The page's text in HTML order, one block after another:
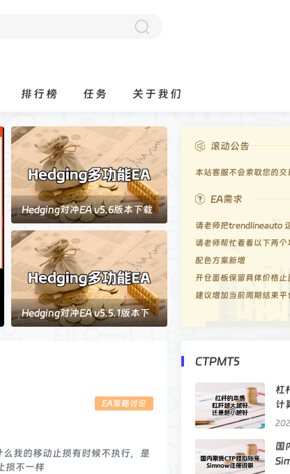
排行榜 任务 关于我们
Hedging对冲EA v5.6版本下载
及更新功能说明
Hedging对冲EA v5.5.1版本下
载及更新功能说
EA策略讨论
我的移动止损有时候不执行，是
损不一样
滚动公告
本站客服不会索取您的交
请勿相信以我们名义的资
本站客服不会索取您的交
EA需求
请老师把trendlineauto
请老师帮忙看看以下两个
配色方案新增
开仓面板保留具体价格止
建议增加当前周期结束
CTPMT5
杠
计
点
国